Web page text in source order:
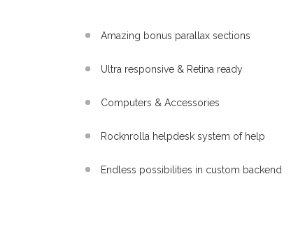
Amazing bonus parallax sections
Ultra responsive & Retina ready
Computers & Accessories
Rocknrolla helpdesk system of help
Endless possibilities in custom backend